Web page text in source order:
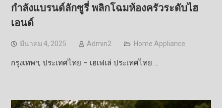
กำลังแบรนด์ลักซูรี่ พลิกโฉมห้องครัวระดับไฮ
เอนด์
มีนาคม 4, 2025 Admin2 Home Appliance
กรุงเทพฯ, ประเทศไทย – เฮเฟเล่ ประเทศไทย …